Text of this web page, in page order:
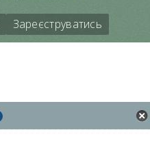
Зареєструватись